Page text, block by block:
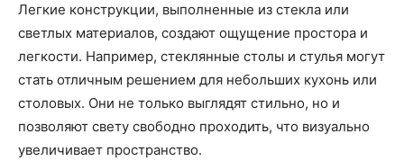
Легкие конструкции, выполненные из стекла или
светлых материалов, создают ощущение простора и
легкости. Например, стеклянные столы и стулья могут
стать отличным решением для небольших кухонь или
столовых. Они не только выглядят стильно, но и
позволяют свету свободно проходить, что визуально
увеличивает пространство.